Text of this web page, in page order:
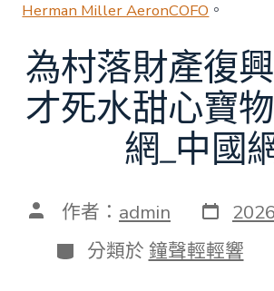
Herman Miller AeronCOFO 。
為村落財產復
才死水甜心寶
網_中國
文 作者： admin 發
表
日
期
分
類
分類於 鐘聲輕輕響